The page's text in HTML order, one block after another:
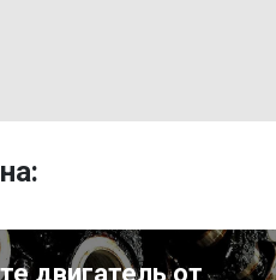
двигатель от